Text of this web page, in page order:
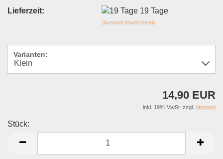
Lieferzeit:
19 Tage
(Ausland abweichend)
Varianten:
14,90 EUR
inkl. 19% MwSt. zzgl. Versand
Stück: